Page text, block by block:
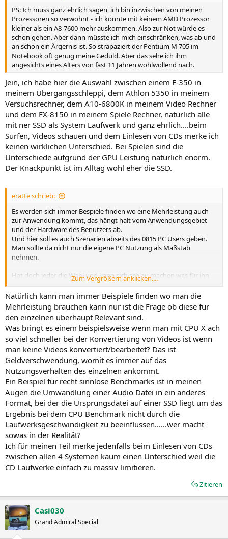
PS: Ich muss ganz ehrlich sagen, ich bin inzwischen von meinen
Prozessoren so verwöhnt - ich könnte mit keinem AMD Prozessor
kleiner als ein A8-7600 mehr auskommen. Also zur Not würde es
schon gehen. Aber dann müsste ich mich einschränken, was ab und
an schon ein Ärgernis ist. So strapaziert der Pentium M 705 im
Notebook oft genug meine Geduld. Aber das sehe ich ihm
angesichts eines Alters von fast 11 Jahren wohlwollend nach.
Jein, ich habe hier die Auswahl zwischen einem E-350 in
meinem Übergangsschleppi, dem Athlon 5350 in meinem
Versuchsrechner, dem A10-6800K in meinem Video Rechner
und dem FX-8150 in meinem Spiele Rechner, natürlich alle
mit ner SSD als System Laufwerk und ganz ehrlich....beim
Surfen, Videos schauen und dem Einlesen von CDs merke ich
keinen wirklichen Unterschied. Bei Spielen sind die
Unterschiede aufgrund der GPU Leistung natürlich enorm.
Der Knackpunkt ist im Alltag wohl eher die SSD.
eratte schrieb:
Es werden sich immer Bespiele finden wo eine Mehrleistung auch
zur Anwendung kommt, das hängt halt vom Anwendungsgebiet
und der Hardware des Benutzers ab.
Und hier soll es auch Szenarien abseits des 0815 PC Users geben.
Man sollte da nicht nur die eigene PC Nutzung als Maßstab
nehmen.
Hat doch jeder die Wahl und kann sich schlau machen was für ihn
angebracht ist.
Zum Vergrößern anklicken....
Natürlich kann man immer Beispiele finden wo man die
Mehrleistung brauchen kann nur ist die Frage ob diese für
den einzelnen überhaupt Relevant sind.
Was bringt es einem beispielsweise wenn man mit CPU X ach
so viel schneller bei der Konvertierung von Videos ist wenn
man keine Videos konvertiert/bearbeitet? Das ist
Geldverschwendung, womit es immer auf das
Nutzungsverhalten des einzelnen ankommt.
Ein Beispiel für recht sinnlose Benchmarks ist in meinen
Augen die Umwandlung einer Audio Datei in ein anderes
Format, bei der die Ursprungsdatei auf einer SSD liegt um das
Ergebnis bei dem CPU Benchmark nicht durch die
Laufwerksgeschwindigkeit zu beeinflussen......wer macht
sowas in der Realität?
Ich für meinen Teil merke jedenfalls beim Einlesen von CDs
zwischen allen 4 Systemen kaum einen Unterschied weil die
CD Laufwerke einfach zu massiv limitieren.
Zitieren
Casi030
Grand Admiral Special